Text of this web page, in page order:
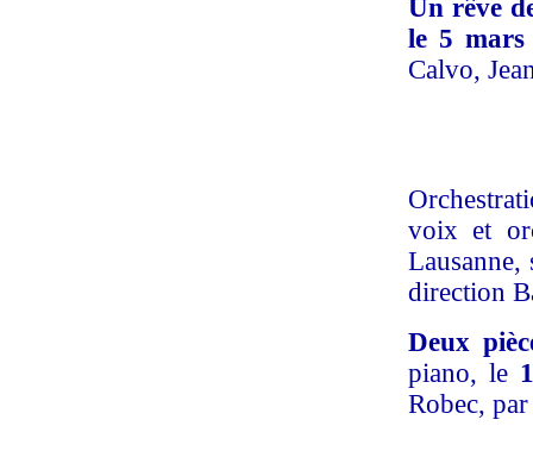
Un rêve
le 5 mars
Calvo,
voix et
Lausanne,
direction
Deux
piano, le
Robec,